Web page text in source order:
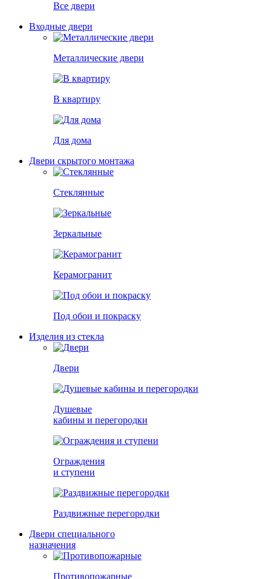
Все двери
Входные двери
Металлические двери
В квартиру
Для дома
Двери скрытого монтажа
Стеклянные
Зеркальные
Керамогранит
Под обои и покраску
Изделия из стекла
Двери
Душевые
кабины и перегородки
Ограждения
и ступени
Раздвижные перегородки
Двери специального
назначения
Противопожарные